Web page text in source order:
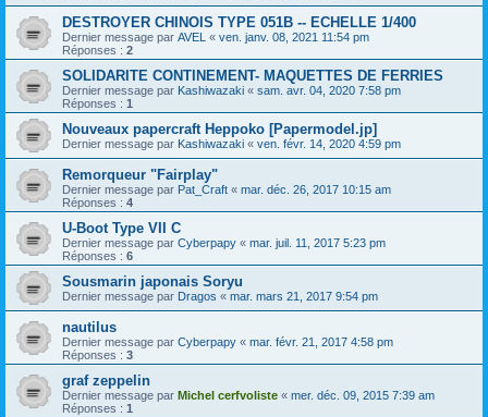
DESTROYER CHINOIS TYPE 051B -- ECHELLE 1/400
Dernier message par AVEL « ven. janv. 08, 2021 11:54 pm
Réponses : 2
SOLIDARITE CONTINEMENT- MAQUETTES DE FERRIES
Dernier message par Kashiwazaki « sam. avr. 04, 2020 7:58 pm
Réponses : 1
Nouveaux papercraft Heppoko [Papermodel.jp]
Dernier message par Kashiwazaki « ven. févr. 14, 2020 4:59 pm
Remorqueur "Fairplay"
Dernier message par Pat_Craft « mar. déc. 26, 2017 10:15 am
Réponses : 4
U-Boot Type VII C
Dernier message par Cyberpapy « mar. juil. 11, 2017 5:23 pm
Réponses : 6
Sousmarin japonais Soryu
Dernier message par Dragos « mar. mars 21, 2017 9:54 pm
nautilus
Dernier message par Cyberpapy « mar. févr. 21, 2017 4:58 pm
Réponses : 3
graf zeppelin
Dernier message par Michel cerfvoliste « mer. déc. 09, 2015 7:39 am
Réponses : 1